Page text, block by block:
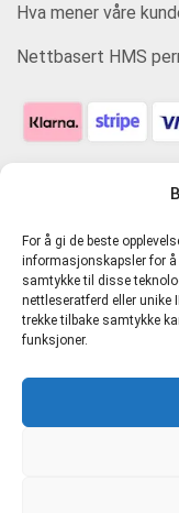
For å gi de beste
informasjonskapsler for
samtykke til disse
nettleseratferd eller unike
trekke tilbake samtykke
funksjoner.
Hva mener våre
Nettbasert HMS
Personvern og
Cookie-erklæring